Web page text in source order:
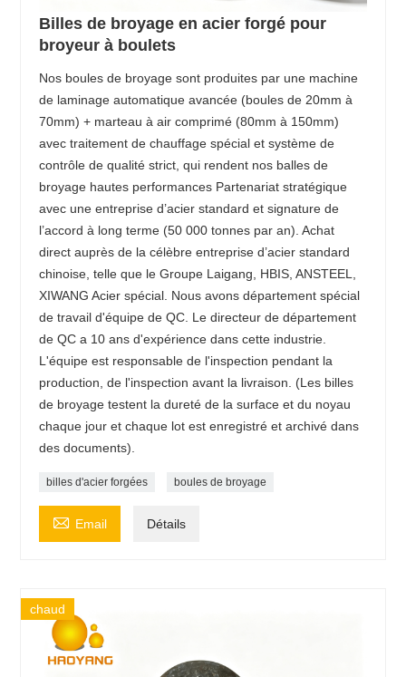
Billes de broyage en acier forgé pour
broyeur à boulets
Nos boules de broyage sont produites par une machine
de laminage automatique avancée (boules de 20mm à
70mm) + marteau à air comprimé (80mm à 150mm)
avec traitement de chauffage spécial et système de
contrôle de qualité strict, qui rendent nos balles de
broyage hautes performances Partenariat stratégique
avec une entreprise d’acier standard et signature de
l’accord à long terme (50 000 tonnes par an). Achat
direct auprès de la célèbre entreprise d’acier standard
chinoise, telle que le Groupe Laigang, HBIS, ANSTEEL,
XIWANG Acier spécial. Nous avons département spécial
de travail d'équipe de QC. Le directeur de département
de QC a 10 ans d'expérience dans cette industrie.
L'équipe est responsable de l'inspection pendant la
production, de l'inspection avant la livraison. (Les billes
de broyage testent la dureté de la surface et du noyau
chaque jour et chaque lot est enregistré et archivé dans
des documents).
billes d'acier forgées boules de broyage
 Email Détails
chaud